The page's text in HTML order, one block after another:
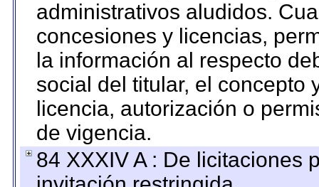
administrativos aludidos.
concesiones y licencias,
la información al respecto
social del titular, el concepto
licencia, autorización o
de vigencia.
84 XXXIV A : De licitaciones